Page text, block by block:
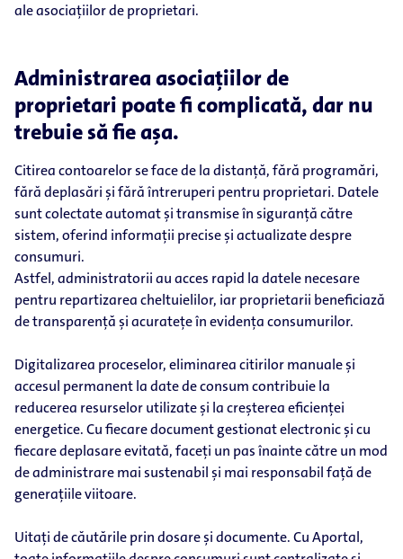
ale asociațiilor de proprietari.
Administrarea asociațiilor de
proprietari poate fi complicată, dar nu
trebuie să fie așa.
Citirea contoarelor se face de la distanță, fără programări,
fără deplasări și fără întreruperi pentru proprietari. Datele
sunt colectate automat și transmise în siguranță către
sistem, oferind informații precise și actualizate despre
consumuri.
Astfel, administratorii au acces rapid la datele necesare
pentru repartizarea cheltuielilor, iar proprietarii beneficiază
de transparență și acuratețe în evidența consumurilor.
Digitalizarea proceselor, eliminarea citirilor manuale și
accesul permanent la date de consum contribuie la
reducerea resurselor utilizate și la creșterea eficienței
energetice. Cu fiecare document gestionat electronic și cu
fiecare deplasare evitată, faceți un pas înainte către un mod
de administrare mai sustenabil și mai responsabil față de
generațiile viitoare.
Uitați de căutările prin dosare și documente. Cu Aportal,